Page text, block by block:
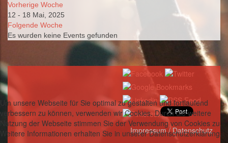
Vorherige Woche
12 - 18 Mai, 2025
Folgende Woche
Es wurden keine Events gefunden
Impressum / Datenschutz
Um unsere Webseite für Sie optimal zu gestalten und fortlaufend
verbessern zu können, verwenden wir Cookies. Durch die weitere
Nutzung der Webseite stimmen Sie der Verwendung von Cookies zu.
Weitere Informationen erhalten Sie in unserer Datenschutzerklärung.